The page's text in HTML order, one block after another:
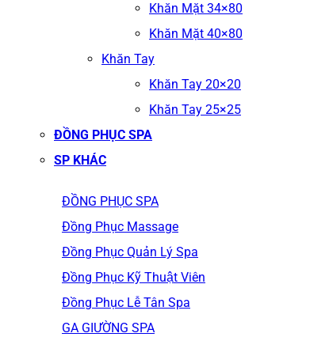
Khăn Mặt 34×80
Khăn Mặt 40×80
Khăn Tay
Khăn Tay 20×20
Khăn Tay 25×25
ĐỒNG PHỤC SPA
SP KHÁC
ĐỒNG PHỤC SPA
Đồng Phục Massage
Đồng Phục Quản Lý Spa
Đồng Phục Kỹ Thuật Viên
Đồng Phục Lễ Tân Spa
GA GIƯỜNG SPA